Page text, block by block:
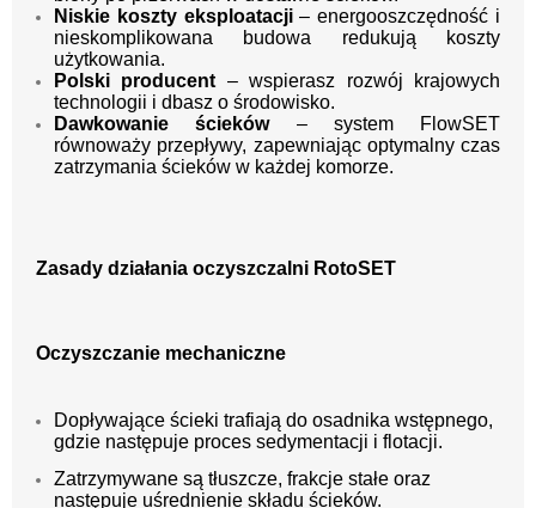
Niskie koszty eksploatacji– energooszczędność i
nieskomplikowana budowa redukują koszty
użytkowania.
Polski producent – wspierasz rozwój krajowych
technologii i dbasz o środowisko.
Dawkowanie ścieków– system FlowSET
równoważy przepływy, zapewniając optymalny czas
zatrzymania ścieków w każdej komorze.
Zasady działania oczyszczalni RotoSET
Oczyszczanie mechaniczne
Dopływające ścieki trafiają do osadnika wstępnego,
gdzie następuje proces sedymentacji i flotacji.
Zatrzymywane są tłuszcze, frakcje stałe oraz
następuje uśrednienie składu ścieków.